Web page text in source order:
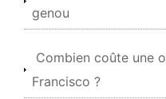
genou
Combien coûte une
Francisco ?